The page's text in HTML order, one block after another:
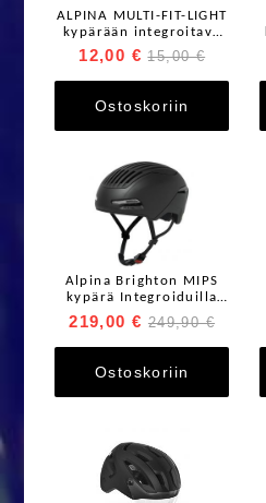
ALPINA MULTI-FIT-LIGHT
kypärään integroitava
takavalo
12,00 € 15,00 €
Ostoskoriin
Alpina Brighton MIPS
kypärä Integroiduilla
etu- ja takavaloilla
219,00 € 249,90 €
Ostoskoriin